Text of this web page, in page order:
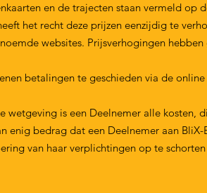
en de trajecten staan vermeld op
het recht deze prijzen eenzijdig te
websites. Prijsverhogingen
betalingen te geschieden via de
wetgeving is een Deelnemer alle kosten,
enig bedrag dat een Deelnemer aan
van haar verplichtingen op te